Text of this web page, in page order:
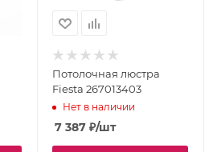
Потолочная люстра
Fiesta 267013403
Нет в наличии
7 387₽/шт